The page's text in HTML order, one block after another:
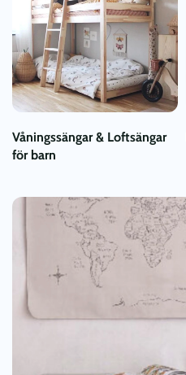
Våningssängar & Loftsängar
för barn